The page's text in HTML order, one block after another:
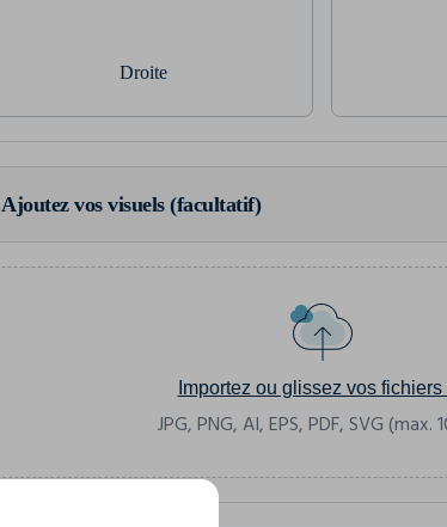
Droite
Ajoutez vos visuels (facultatif)
Importez ou glissez vos fichiers
JPG, PNG, AI, EPS, PDF, SVG (max.